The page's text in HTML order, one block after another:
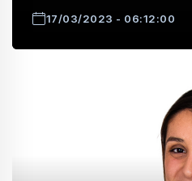
17/03/2023 - 06:12:00